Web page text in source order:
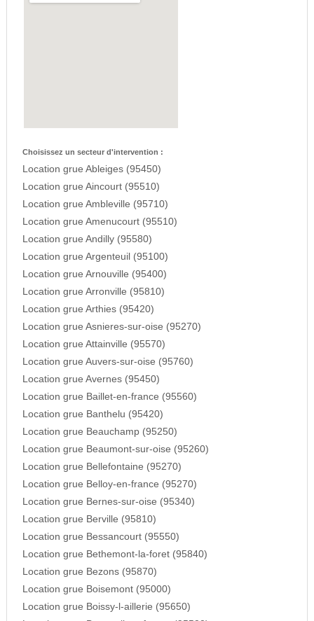
Choisissez un secteur d'intervention :
Location grue Ableiges (95450)
Location grue Aincourt (95510)
Location grue Ambleville (95710)
Location grue Amenucourt (95510)
Location grue Andilly (95580)
Location grue Argenteuil (95100)
Location grue Arnouville (95400)
Location grue Arronville (95810)
Location grue Arthies (95420)
Location grue Asnieres-sur-oise (95270)
Location grue Attainville (95570)
Location grue Auvers-sur-oise (95760)
Location grue Avernes (95450)
Location grue Baillet-en-france (95560)
Location grue Banthelu (95420)
Location grue Beauchamp (95250)
Location grue Beaumont-sur-oise (95260)
Location grue Bellefontaine (95270)
Location grue Belloy-en-france (95270)
Location grue Bernes-sur-oise (95340)
Location grue Berville (95810)
Location grue Bessancourt (95550)
Location grue Bethemont-la-foret (95840)
Location grue Bezons (95870)
Location grue Boisemont (95000)
Location grue Boissy-l-aillerie (95650)